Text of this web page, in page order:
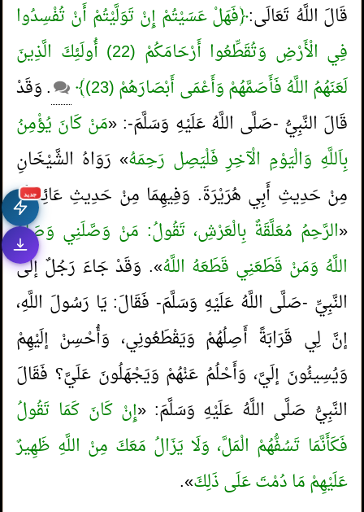
جديد
قَالَ اللَّهُ تَعَالَى:﴿فَهَلْ عَسَيْتُمْ إِنْ تَوَلَّيْتُمْ أَنْ تُفْسِدُوا
فِي الْأَرْضِ وَتُقَطِّعُوا أَرْحَامَكُمْ (22) أُولَئِكَ الَّذِينَ
لَعَنَهُمُ اللَّهُ فَأَصَمَّهُمْ وَأَعْمَى أَبْصَارَهُمْ (23)﴾
. وَقَدْ
قَالَ النَّبِيُّ -صَلَّى اللَّهُ عَلَيْهِ وَسَلَّمَ-: «مَنْ كَانَ يُؤْمِنُ
بِاَللَّهِ وَالْيَوْمِ الْآخِرِ فَلْيَصِل رَحِمَهُ» رَوَاهُ الشَّيْخَانِ
مِنْ حَدِيثِ أَبِي هُرَيْرَةَ. وَفِيهِمَا مِنْ حَدِيثِ عَائِشَةَ:
«الرَّحِمُ مُعَلَّقَةٌ بِالْعَرْشِ، تَقُولُ: مَنْ وَصَّلَنِي وَصَلَهُ
اللَّهُ وَمَنْ قَطَعَنِي قَطَعَهُ اللَّهُ». وَقَدْ جَاءَ رَجُلٌ إلَى
النَّبِيِّ -صَلَّى اللَّهُ عَلَيْهِ وَسَلَّمَ- فَقَالَ: يَا رَسُولَ اللَّهِ،
إنَّ لِي قَرَابَةً أَصِلُهُمْ وَيَقْطَعُونِي، وَأُحْسِنْ إلَيْهِمْ
وَيُسِيئُونَ إلَيَّ، وَأَحْلُمُ عَنْهُمْ وَيَجْهَلُونَ عَلَيَّ؟ فَقَالَ
النَّبِيُّ صَلَّى اللَّهُ عَلَيْهِ وَسَلَّمَ: «إِنْ كَانَ كَمَا تَقُولُ
فَكَأَنَّمَا تَسُفُّهُمْ الْمَلَّ، وَلَا يَزَالُ مَعَكَ مِنْ اللَّهِ ظَهِيرٌ
عَلَيْهِمْ مَا دُمْتَ عَلَى ذَلِكَ».
1.
حكم شراء المعتكف ما يحتاج إليه عبر
التطبيقات الإلكترونية؟
2. معنى قول النبي صلى الله عليه وسلم (إن هذه